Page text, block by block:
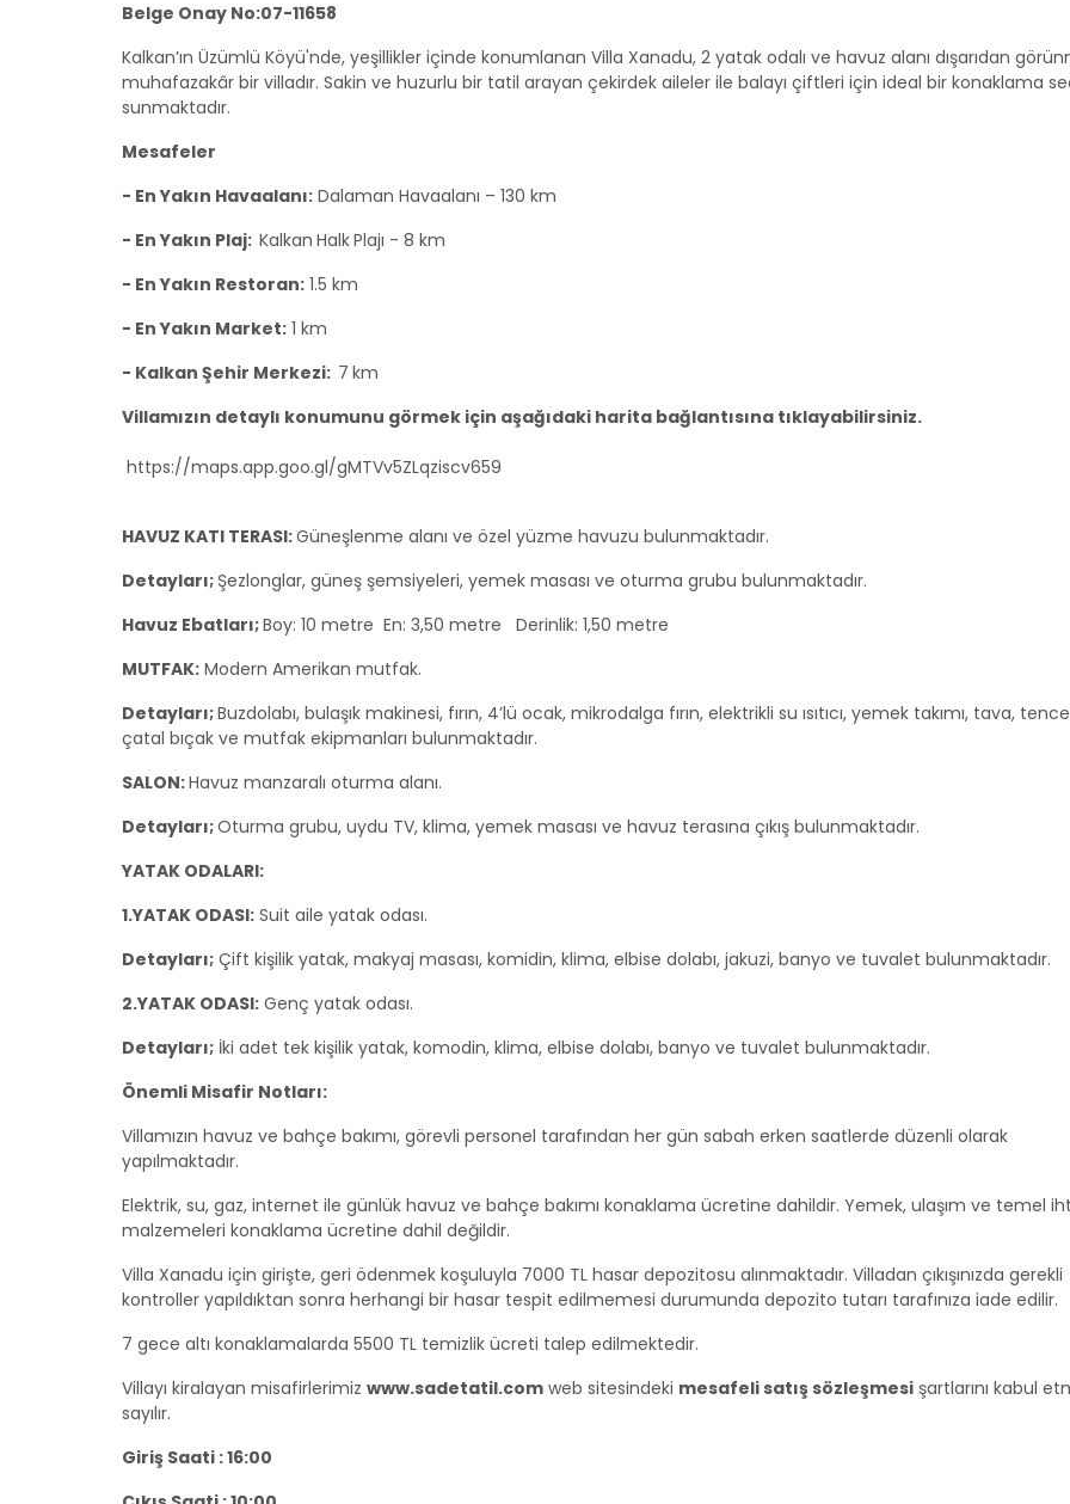
Belge Onay No:07-11658
Kalkan’ın Üzümlü Köyü'nde, yeşillikler içinde konumlanan Villa Xanadu, 2 yatak odalı ve havuz alanı dışarıdan
muhafazakâr bir villadır. Sakin ve huzurlu bir tatil arayan çekirdek aileler ile balayı çiftleri için ideal bir konaklama
sunmaktadır.
Mesafeler
- En Yakın Havaalanı: Dalaman Havaalanı – 130 km
- En Yakın Plaj: Kalkan HalkPlajı - 8 km
- En Yakın Restoran: 1.5 km
- En Yakın Market: 1 km
- Kalkan Şehir Merkezi: 7 km
Villamızın detaylı konumunu görmek için aşağıdaki harita bağlantısına tıklayabilirsiniz.
https://maps.app.goo.gl/gMTVv5ZLqziscv659
HAVUZ KATI TERASI:Güneşlenme alanı ve özel yüzme havuzu bulunmaktadır.
Detayları; Şezlonglar, güneş şemsiyeleri, yemek masası ve oturma grubu bulunmaktadır.
Havuz Ebatları;Boy: 10 metre En: 3,50 metre Derinlik: 1,50 metre
MUTFAK: Modern Amerikan mutfak.
Detayları;Buzdolabı, bulaşık makinesi, fırın, 4’lü ocak, mikrodalga fırın, elektrikli su ısıtıcı, yemek takımı, tava,
çatal bıçak ve mutfak ekipmanları bulunmaktadır.
SALON:Havuz manzaralı oturma alanı.
Detayları;Oturma grubu, uydu TV, klima, yemek masası ve havuz terasına çıkış bulunmaktadır.
YATAK ODALARI:
1.YATAK ODASI: Suit aile yatak odası.
Detayları; Çift kişilik yatak, makyaj masası, komidin, klima, elbise dolabı, jakuzi, banyo ve tuvalet bulunmaktadır.
2.YATAK ODASI: Genç yatak odası.
Detayları; İki adet tek kişilik yatak, komodin, klima, elbise dolabı, banyo ve tuvalet bulunmaktadır.
Önemli Misafir Notları:
Villamızın havuz ve bahçe bakımı, görevli personel tarafından her gün sabah erken saatlerde düzenli olarak
yapılmaktadır.
Elektrik, su, gaz, internet ile günlük havuz ve bahçe bakımı konaklama ücretine dahildir. Yemek, ulaşım ve temel
malzemeleri konaklama ücretine dahil değildir.
Villa Xanadu için girişte, geri ödenmek koşuluyla 7000 TL hasar depozitosu alınmaktadır. Villadan çıkışınızda gerekli
kontroller yapıldıktan sonra herhangi bir hasar tespit edilmemesi durumunda depozito tutarı tarafınıza iade edilir.
7 gece altı konaklamalarda 5500 TL temizlik ücreti talep edilmektedir.
Villayı kiralayan misafirlerimiz www.sadetatil.com web sitesindeki mesafeli satış sözleşmesi şartlarını kabul
sayılır.
Giriş Saati : 16:00